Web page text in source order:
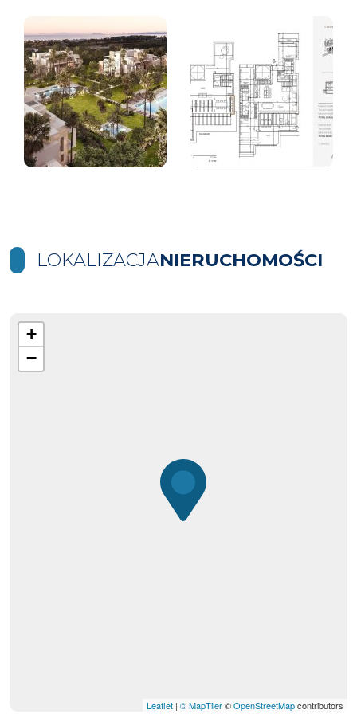
LOKALIZACJANIERUCHOMOŚCI
+
−
Leaflet | © MapTiler©OpenStreetMapcontributors